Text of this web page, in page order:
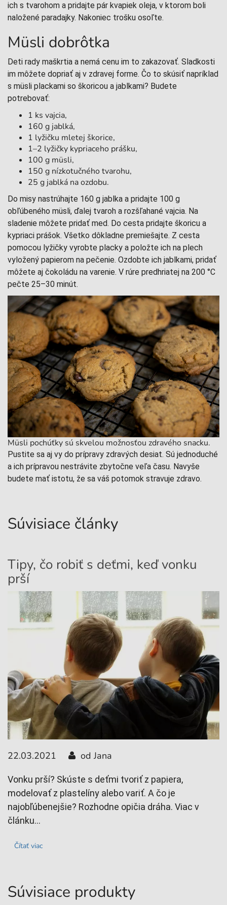
ich s tvarohom a pridajte pár kvapiek oleja, v ktorom boli
naložené paradajky. Nakoniec trošku osoľte.
Müsli dobrôtka
Deti rady maškrtia a nemá cenu im to zakazovať. Sladkosti
im môžete dopriať aj v zdravej forme. Čo to skúsiť napríklad
s müsli plackami so škoricou a jablkami? Budete
potrebovať:
1 ks vajcia,
160 g jablká,
1 lyžičku mletej škorice,
1–2 lyžičky kypriaceho prášku,
100 g müsli,
150 g nízkotučného tvarohu,
25 g jablká na ozdobu.
Do misy nastrúhajte 160 g jablka a pridajte 100 g
obľúbeného müsli, ďalej tvaroh a rozšľahané vajcia. Na
sladenie môžete pridať med. Do cesta pridajte škoricu a
kypriaci prášok. Všetko dôkladne premiešajte. Z cesta
pomocou lyžičky vyrobte placky a položte ich na plech
vyložený papierom na pečenie. Ozdobte ich jablkami, pridať
môžete aj čokoládu na varenie. V rúre predhriatej na 200 °C
pečte 25–30 minút.
Müsli pochúťky sú skvelou možnosťou zdravého snacku.
Pustite sa aj vy do prípravy zdravých desiat. Sú jednoduché
a ich prípravou nestrávite zbytočne veľa času. Navyše
budete mať istotu, že sa váš potomok stravuje zdravo.
Súvisiace články
Tipy, čo robiť s deťmi, keď vonku
prší
22.03.2021 od Jana
Vonku prší? Skúste s deťmi tvoriť z papiera,
modelovať z plastelíny alebo variť. A čo je
najobľúbenejšie? Rozhodne opičia dráha. Viac v
článku...
Čítať viac
Súvisiace produkty